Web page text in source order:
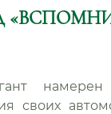
своих